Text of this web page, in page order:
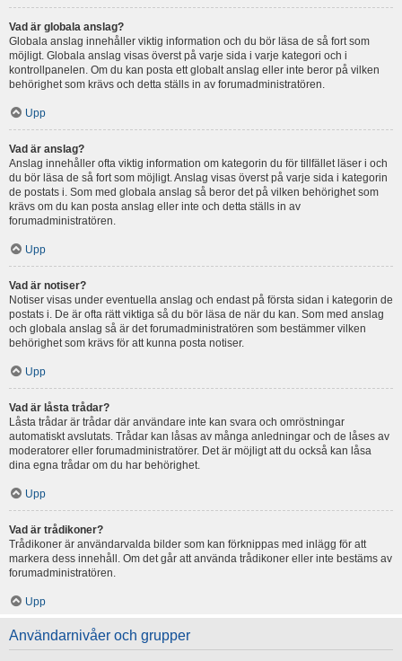
Vad är globala anslag?
Globala anslag innehåller viktig information och du bör läsa de så fort som
möjligt. Globala anslag visas överst på varje sida i varje kategori och i
kontrollpanelen. Om du kan posta ett globalt anslag eller inte beror på vilken
behörighet som krävs och detta ställs in av forumadministratören.
Upp
Vad är anslag?
Anslag innehåller ofta viktig information om kategorin du för tillfället läser i och
du bör läsa de så fort som möjligt. Anslag visas överst på varje sida i kategorin
de postats i. Som med globala anslag så beror det på vilken behörighet som
krävs om du kan posta anslag eller inte och detta ställs in av
forumadministratören.
Upp
Vad är notiser?
Notiser visas under eventuella anslag och endast på första sidan i kategorin de
postats i. De är ofta rätt viktiga så du bör läsa de när du kan. Som med anslag
och globala anslag så är det forumadministratören som bestämmer vilken
behörighet som krävs för att kunna posta notiser.
Upp
Vad är låsta trådar?
Låsta trådar är trådar där användare inte kan svara och omröstningar
automatiskt avslutats. Trådar kan låsas av många anledningar och de låses av
moderatorer eller forumadministratörer. Det är möjligt att du också kan låsa
dina egna trådar om du har behörighet.
Upp
Vad är trådikoner?
Trådikoner är användarvalda bilder som kan förknippas med inlägg för att
markera dess innehåll. Om det går att använda trådikoner eller inte bestäms av
forumadministratören.
Upp
Användarnivåer och grupper